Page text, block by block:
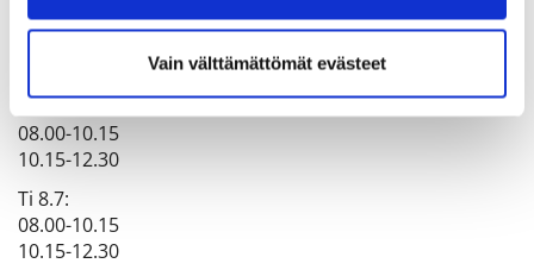
Vain välttämättömät evästeet
Tarvitsemme toimitsijoita kilpailuun seuraaviin
tehtäviin.
Ma 7.7:
08.00-10.15
10.15-12.30
Ti 8.7:
08.00-10.15
10.15-12.30